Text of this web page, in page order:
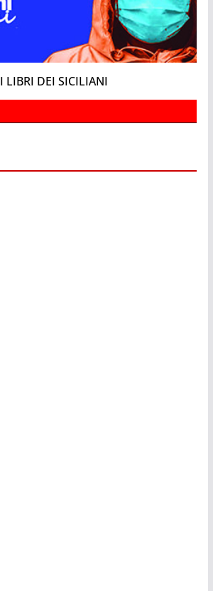
I LIBRI DEI SICILIANI